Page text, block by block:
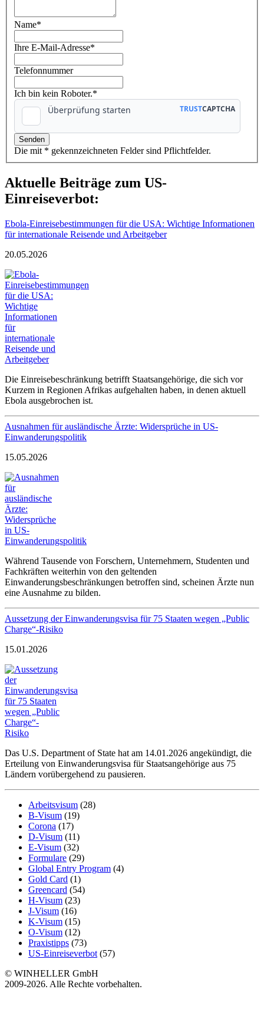
Name*
Ihre E-Mail-Adresse*
Telefonnummer
Ich bin kein Roboter.*
Die mit * gekennzeichneten Felder sind Pflichtfelder.
Aktuelle Beiträge zum US-
Einreiseverbot:
Ebola-Einreisebestimmungen für die USA: Wichtige Informationen
für internationale Reisende und Arbeitgeber
20.05.2026
Die Einreisebeschränkung betrifft Staatsangehörige, die sich vor
Kurzem in Regionen Afrikas aufgehalten haben, in denen aktuell
Ebola ausgebrochen ist.
Ausnahmen für ausländische Ärzte: Widersprüche in US-
Einwanderungspolitik
15.05.2026
Während Tausende von Forschern, Unternehmern, Studenten und
Fachkräften weiterhin von den geltenden
Einwanderungsbeschränkungen betroffen sind, scheinen Ärzte nun
eine Ausnahme zu bilden.
Aussetzung der Einwanderungsvisa für 75 Staaten wegen „Public
Charge“-Risiko
15.01.2026
Das U.S. Department of State hat am 14.01.2026 angekündigt, die
Erteilung von Einwanderungsvisa für Staatsangehörige aus 75
Ländern vorübergehend zu pausieren.
Arbeitsvisum (28)
B-Visum (19)
Corona (17)
D-Visum (11)
E-Visum (32)
Formulare (29)
Global Entry Program (4)
Gold Card (1)
Greencard (54)
H-Visum (23)
J-Visum (16)
K-Visum (15)
O-Visum (12)
Praxistipps (73)
US-Einreiseverbot (57)
© WINHELLER GmbH
2009-2026. Alle Rechte vorbehalten.